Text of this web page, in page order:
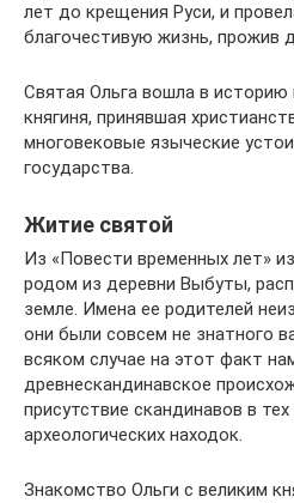
лет до крещения Руси, и
благочестивую жизнь, прожив
Святая Ольга вошла в историю
княгиня, принявшая
многовековые языческие устои
государства.
Житие святой
Из «Повести временных лет»
родом из деревни Выбуты,
земле. Имена ее родителей
они были совсем не знатного
всяком случае на этот факт
древнескандинавское
присутствие скандинавов в
археологических находок.
Знакомство Ольги с великим